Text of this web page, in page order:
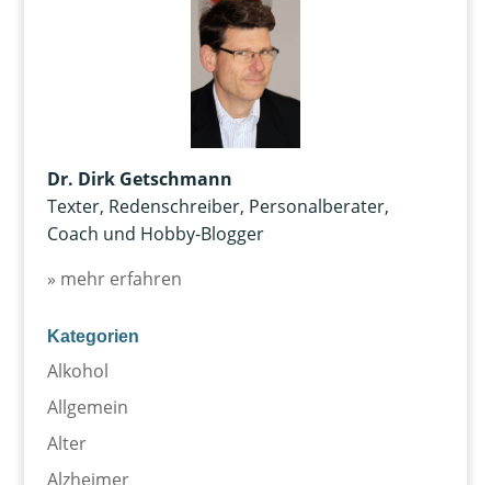
Dr. Dirk Getschmann
Texter, Redenschreiber, Personalberater,
Coach und Hobby-Blogger
» mehr erfahren
Kategorien
Alkohol
Allgemein
Alter
Alzheimer